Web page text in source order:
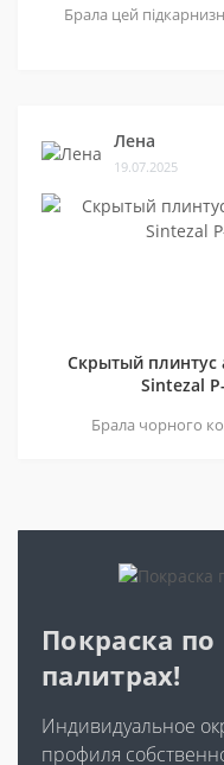
Брала цей
Лена
19.07.2025
Скрытый
Sintezal
Брала чорного
Покраска по
палитрах!
Индивидуальное
профиля